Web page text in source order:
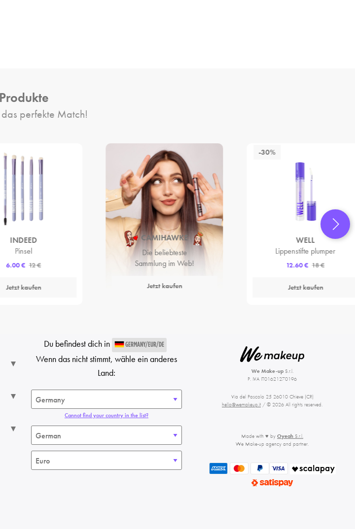
Produkte
perfekte Match!
INDEED
Pinsel
6.00 € 12 €
Jetzt kaufen
CAMIHAWKE
Die beliebteste
Sammlung im Web!
Jetzt kaufen
-30%
WELL
Lippenstifte plumper
12.60 € 18 €
Jetzt kaufen
Du befindest dich in GERMANY/EUR/DE
Wenn das nicht stimmt, wähle ein anderes
Land:
Cannot find your country in the list?
We Make-upS.r.l.
P. IVA IT01621270196
Via del Pascolo 25 26010 Chieve (CR)
hello@wemakeup.it / © 2026 All rights reserved.
Made with ♥ by Oyeah S.r.l.
We Make-up agency and partner.